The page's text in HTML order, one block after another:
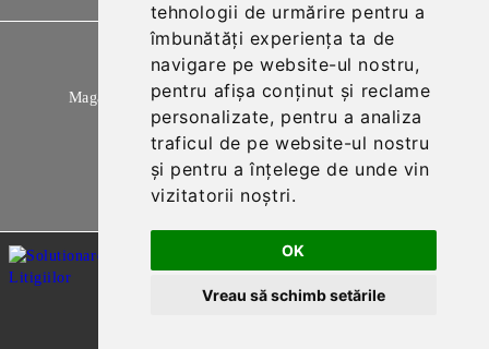
tehnologii de urmărire pentru a
îmbunătăți experiența ta de
navigare pe website-ul nostru,
pentru afișa conținut și reclame
personalizate, pentru a analiza
traficul de pe website-ul nostru
și pentru a înțelege de unde vin
vizitatorii noștri.
OK
Vreau să schimb setările
Magazinul nostru respecta 100% prevederile GDPR.
Citeste politica de confidentialitate
Informatiile mele personale